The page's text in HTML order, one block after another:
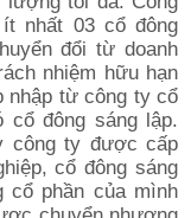
nhất 03 cổ đông
đổi từ doanh
nhiệm hữu hạn
nhập từ công ty cổ
cổ đông sáng lập.
công ty được cấp
cổ đông sáng
cổ phần của mình